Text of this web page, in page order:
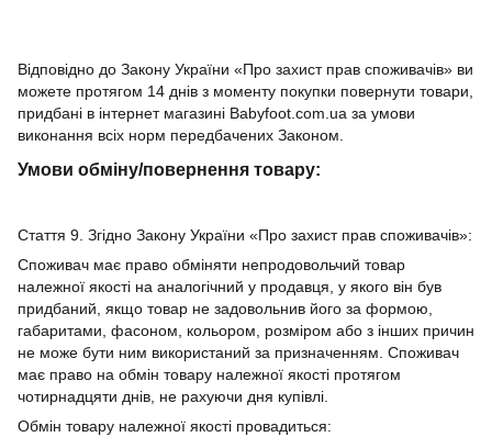
Відповідно до Закону України «Про захист прав споживачів» ви
можете протягом 14 днів з моменту покупки повернути товари,
придбані в інтернет магазині Babyfoot.com.ua за умови
виконання всіх норм передбачених Законом.
Умови обміну/повернення товару:
Стаття 9. Згідно Закону України «Про захист прав споживачів»:
Споживач має право обміняти непродовольчий товар
належної якості на аналогічний у продавця, у якого він був
придбаний, якщо товар не задовольнив його за формою,
габаритами, фасоном, кольором, розміром або з інших причин
не може бути ним використаний за призначенням. Споживач
має право на обмін товару належної якості протягом
чотирнадцяти днів, не рахуючи дня купівлі.
Обмін товару належної якості провадиться: